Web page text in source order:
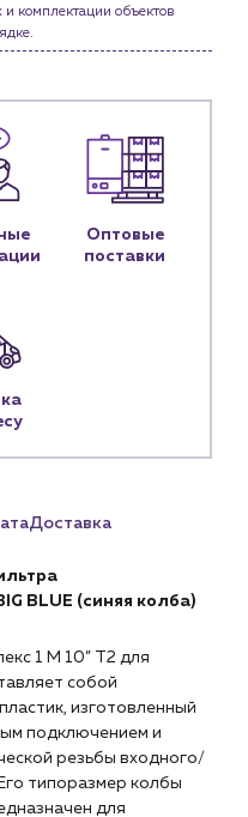
комплектации объектов
Оптовые
поставки
Доставка
BLUE (синяя колба)
1 М 10” Т2 для
собой
изготовленный
подключением и
резьбы входного/
типоразмер колбы
для